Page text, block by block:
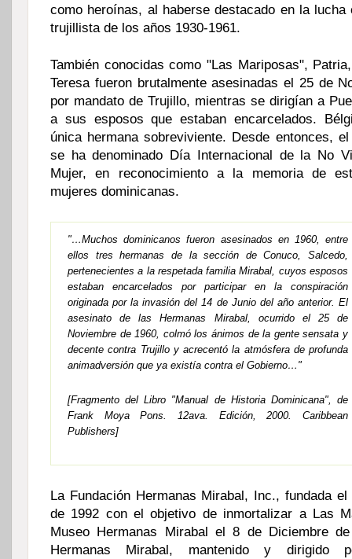
como heroínas, al haberse destacado en la lucha
trujillista de los años 1930-1961.
También conocidas como "Las Mariposas",
Teresa fueron brutalmente asesinadas el 25 de
por mandato de Trujillo, mientras se dirigían a
a sus esposos que estaban encarcelados.
única hermana sobreviviente. Desde entonces,
se ha denominado Día Internacional de la No
Mujer, en reconocimiento a la memoria de
mujeres dominicanas.
"…Muchos dominicanos fueron asesinados en 1960, entre
ellos tres hermanas de la sección de Conuco, Salcedo,
pertenecientes a la respetada familia Mirabal, cuyos esposos
estaban encarcelados por participar en la conspiración
originada por la invasión del 14 de Junio del año anterior. El
asesinato de las Hermanas Mirabal, ocurrido el 25 de
Noviembre de 1960, colmó los ánimos de la gente sensata y
decente contra Trujillo y acrecentó la atmósfera de profunda
animadversión que ya existía contra el Gobierno…"
[Fragmento del Libro "Manual de Historia Dominicana", de
Frank Moya Pons. 12ava. Edición, 2000. Caribbean
Publishers]
La Fundación Hermanas Mirabal, Inc., fundada
de 1992 con el objetivo de inmortalizar a Las
Museo Hermanas Mirabal el 8 de Diciembre
Hermanas Mirabal, mantenido y dirigido